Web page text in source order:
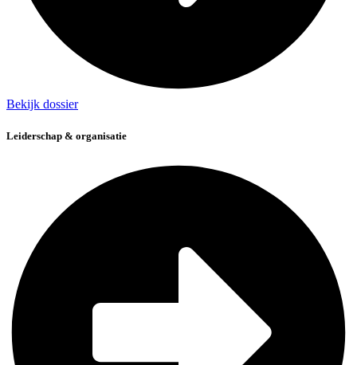
Bekijk dossier
Leiderschap & organisatie